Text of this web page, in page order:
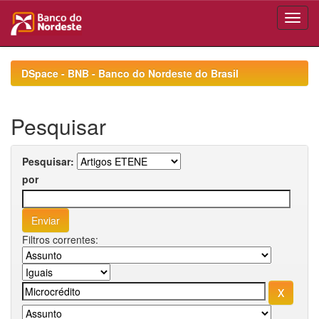
navigationDSpace - BNB - Banco do Nordeste do Brasil
Pesquisar
Pesquisar:
por
Filtros correntes: